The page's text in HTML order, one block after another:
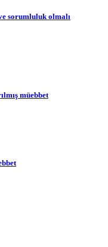
sorumluluk olmalı
müebbet